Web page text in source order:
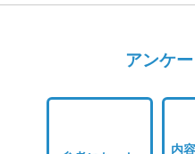
アンケ
内